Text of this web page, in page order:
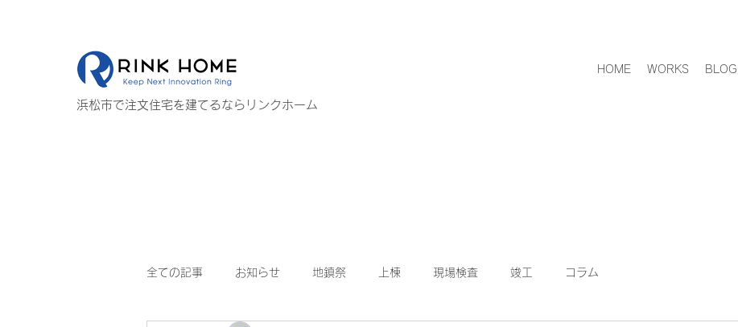
浜松市で注文住宅を建てるならリンクホーム
HOME WORKS BLOG
全ての記事 お知らせ 地鎮祭 上棟 現場検査 竣工 コラム